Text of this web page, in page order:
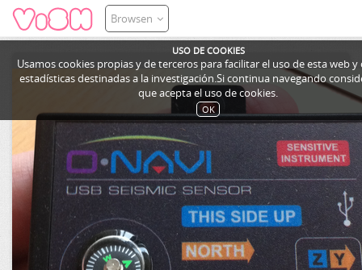
USO DE COOKIES
Usamos cookies propias y de terceros para facilitar el uso de esta web
estadísticas destinadas a la investigación.Si continua navegando
que acepta el uso de cookies.
OK
Browsen